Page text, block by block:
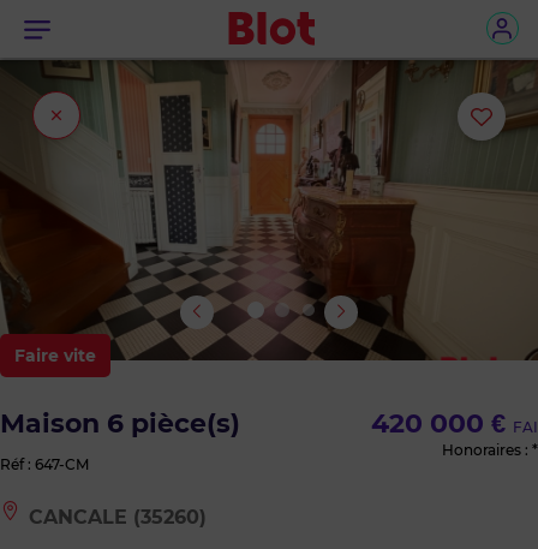
Menu
Fermer
l'onglet
Faire vite
Maison 6 pièce(s)
Réf : 647-CM
420 000 € FAI
Honoraires : *
Le
bien
CANCALE (35260)